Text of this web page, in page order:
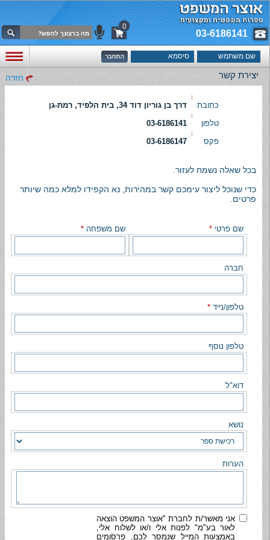
03-6186141
0
יצירת קשר חזרה
כתובת
דרך בן גוריון דוד 34, בית הלפיד, רמת-גן
טלפון
03-6186141
פקס
03-6186147
בכל שאלה נשמח לעזור.
כדי שנוכל ליצור עימכם קשר במהירות, נא הקפידו למלא כמה שיותר
פרטים.
שם פרטי * שם משפחה *
חברה
טלפון/נייד *
טלפון נוסף
דוא"ל
נושא
הערות
אני מאשר/ת לחברת "אוצר המשפט הוצאה
לאור בע"מ" לפנות אלי ו/או לשלוח אלי,
באמצעות המייל שנמסר לכם, פרסומים